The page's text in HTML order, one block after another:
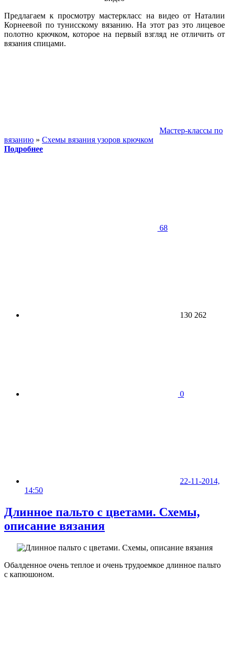
Предлагаем к просмотру мастеркласс на видео от Наталии
Корнеевой по тунисскому вязанию. На этот раз это лицевое
полотно крючком, которое на первый взгляд не отличить от
вязания спицами.
Мастер-классы по
вязанию » Схемы вязания узоров крючком
Подробнее
68
130 262
0
22-11-2014,
14:50
Длинное пальто с цветами. Схемы,
описание вязания
Обалденное очень теплое и очень трудоемкое длинное пальто
с капюшоном.